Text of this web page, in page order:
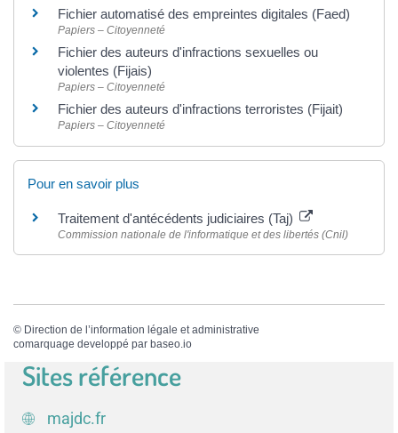
Fichier automatisé des empreintes digitales (Faed)
Papiers – Citoyenneté
Fichier des auteurs d'infractions sexuelles ou
violentes (Fijais)
Papiers – Citoyenneté
Fichier des auteurs d'infractions terroristes (Fijait)
Papiers – Citoyenneté
Pour en savoir plus
Traitement d'antécédents judiciaires (Taj)
Commission nationale de l'informatique et des libertés (Cnil)
© Direction de l’information légale et administrative
comarquage developpé par baseo.io
Sites référence
majdc.fr